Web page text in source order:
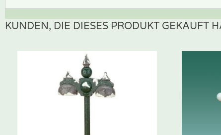
Zur Zeit gibt es keine Produktrezensionen. Sei der erste, der
KUNDEN, DIE DIESES PRODUKT GEKAUFT